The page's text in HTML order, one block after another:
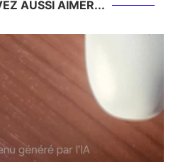
AUSSI AIMER...